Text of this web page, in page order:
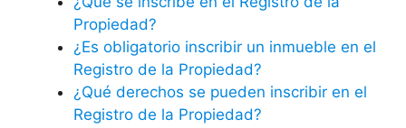
Propiedad?
¿Es obligatorio inscribir un inmueble en el
Registro de la Propiedad?
¿Qué derechos se pueden inscribir en el
Registro de la Propiedad?